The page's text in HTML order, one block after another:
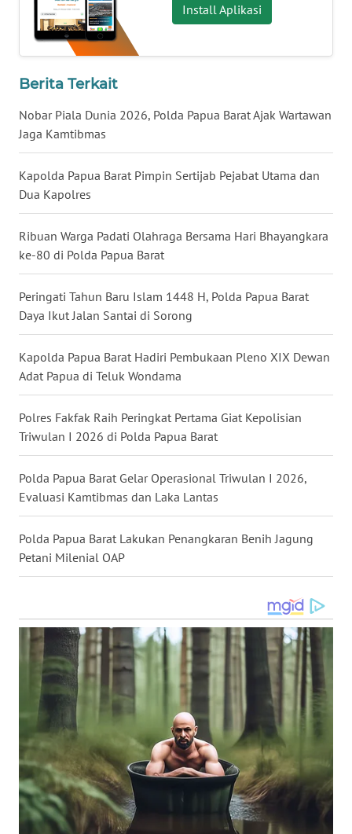
Install Aplikasi
Berita Terkait
Nobar Piala Dunia 2026, Polda Papua Barat Ajak Wartawan
Jaga Kamtibmas
Kapolda Papua Barat Pimpin Sertijab Pejabat Utama dan
Dua Kapolres
Ribuan Warga Padati Olahraga Bersama Hari Bhayangkara
ke-80 di Polda Papua Barat
Peringati Tahun Baru Islam 1448 H, Polda Papua Barat
Daya Ikut Jalan Santai di Sorong
Kapolda Papua Barat Hadiri Pembukaan Pleno XIX Dewan
Adat Papua di Teluk Wondama
Polres Fakfak Raih Peringkat Pertama Giat Kepolisian
Triwulan I 2026 di Polda Papua Barat
Polda Papua Barat Gelar Operasional Triwulan I 2026,
Evaluasi Kamtibmas dan Laka Lantas
Polda Papua Barat Lakukan Penangkaran Benih Jagung
Petani Milenial OAP
WN
NUSANTARA
WN
WN
KALTENG
WN
KALTARA
WN
KALSEL
WN
KALTIM
WN
GORONTALO
WN
SULUT
WN
MALUKU
WN
MALUT